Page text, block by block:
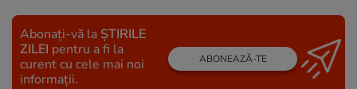
Abonați-vă la ȘTIRILE
ZILEI pentru a fi la
curent cu cele mai noi
informații.
ABONEAZĂ-TE